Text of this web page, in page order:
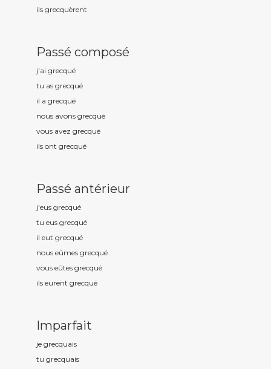
ils grecquèrent
Passé composé
j'ai grecqué
tu as grecqué
il a grecqué
nous avons grecqué
vous avez grecqué
ils ont grecqué
Passé antérieur
j'eus grecqué
tu eus grecqué
il eut grecqué
nous eûmes grecqué
vous eûtes grecqué
ils eurent grecqué
Imparfait
je grecquais
tu grecquais